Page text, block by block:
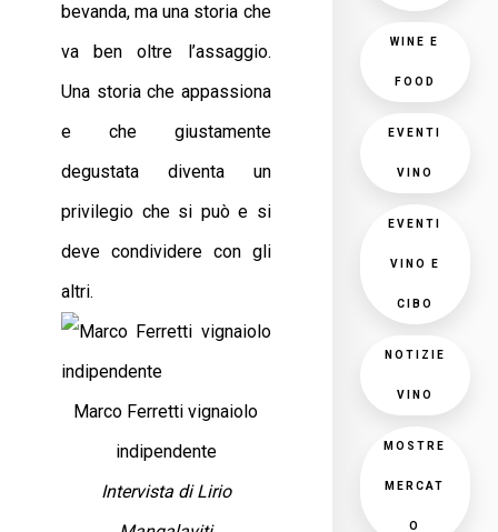
bevanda, ma una storia che
va ben oltre l’assaggio.
Una storia che appassiona
e che giustamente
degustata diventa un
privilegio che si può e si
deve condividere con gli
altri.
Marco Ferretti vignaiolo
indipendente
Intervista di Lirio
WINE E
FOOD
EVENTI
VINO
EVENTI
VINO E
CIBO
NOTIZIE
VINO
MOSTRE
MERCAT
O